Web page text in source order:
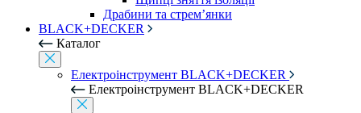
Драбини та стрем’янки
BLACK+DECKER
Каталог
Електроінструмент BLACK+DECKER
Електроінструмент BLACK+DECKER